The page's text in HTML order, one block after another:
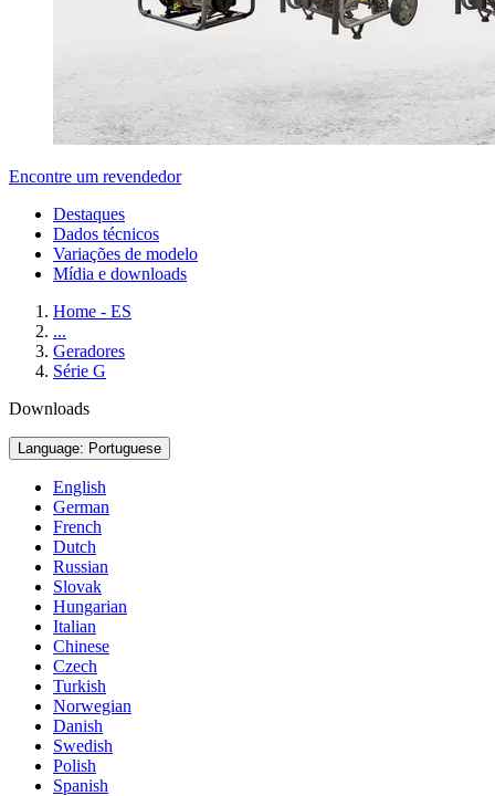
Encontre um revendedor
Destaques
Dados técnicos
Variações de modelo
Mídia e downloads
Home - ES
...
Geradores
Série G
Downloads
Language: Portuguese
English
German
French
Dutch
Russian
Slovak
Hungarian
Italian
Chinese
Czech
Turkish
Norwegian
Danish
Swedish
Polish
Spanish